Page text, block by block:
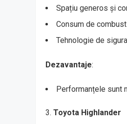
Spațiu generos și
Consum de
Tehnologie de
Dezavantaje:
Performanțele sunt
Toyota Highlander